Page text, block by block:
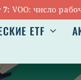
число рабочих
ETF